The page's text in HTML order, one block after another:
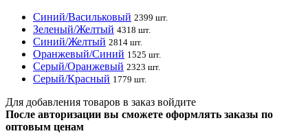
Синий/Васильковый 2399 шт.
Зеленый/Желтый 4318 шт.
Синий/Желтый 2814 шт.
Оранжевый/Синий 1525 шт.
Серый/Оранжевый 2323 шт.
Серый/Красный 1779 шт.
Для добавления товаров в заказ войдите
После авторизации вы сможете оформлять заказы по
оптовым ценам